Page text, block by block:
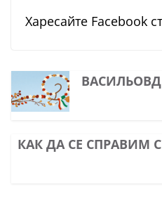
Харесайте Facebook
КАК ДА СЕ СПРАВИМ